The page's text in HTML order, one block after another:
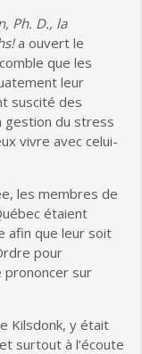
Ph. D., la
a ouvert le
que les
leur
suscité des
gestion du stress
vivre avec celui-
les membres de
étaient
afin que leur soit
pour
prononcer sur
Kilsdonk, y était
surtout à l’écoute